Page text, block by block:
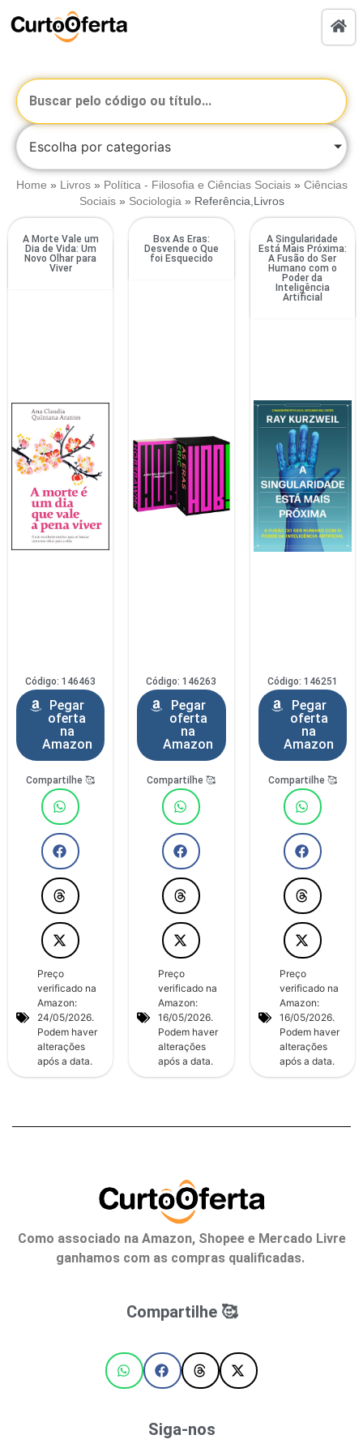
Escolha por categorias
Home » Livros» Política - Filosofia e Ciências Sociais» Ciências
Sociais» Sociologia » Referência,Livros
A Morte Vale um
Dia de Vida: Um
Novo Olhar para
Viver
Código: 146463
Pegar
oferta
na
Amazon
Compartilhe 🥰
Preço
verificado na
Amazon:
24/05/2026.
Podem haver
alterações
após a data.
Box As Eras:
Desvende o Que
foi Esquecido
Código: 146263
Pegar
oferta
na
Amazon
Compartilhe 🥰
Preço
verificado na
Amazon:
16/05/2026.
Podem haver
alterações
após a data.
A Singularidade
Está Mais Próxima:
A Fusão do Ser
Humano com o
Poder da
Inteligência
Artificial
Código: 146251
Pegar
oferta
na
Amazon
Compartilhe 🥰
Preço
verificado na
Amazon:
16/05/2026.
Podem haver
alterações
após a data.
Como associado na Amazon, Shopee e Mercado Livre
ganhamos com as compras qualificadas.
Compartilhe 🥰
Siga-nos